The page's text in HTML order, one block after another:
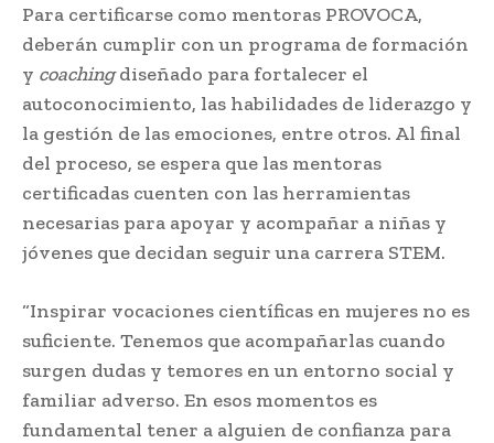
Para certificarse como mentoras PROVOCA,
deberán cumplir con un programa de formación
y coachingdiseñado para fortalecer el
autoconocimiento, las habilidades de liderazgo y
la gestión de las emociones, entre otros. Al final
del proceso, se espera que las mentoras
certificadas cuenten con las herramientas
necesarias para apoyar y acompañar a niñas y
jóvenes que decidan seguir una carrera STEM.
“Inspirar vocaciones científicas en mujeres no es
suficiente. Tenemos que acompañarlas cuando
surgen dudas y temores en un entorno social y
familiar adverso. En esos momentos es
fundamental tener a alguien de confianza para